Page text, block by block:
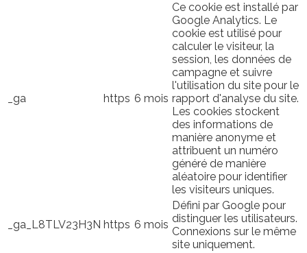
_ga https 6 mois
Ce cookie est installé par
Google Analytics. Le
cookie est utilisé pour
calculer le visiteur, la
session, les données de
campagne et suivre
l'utilisation du site pour le
rapport d'analyse du site.
Les cookies stockent
des informations de
manière anonyme et
attribuent un numéro
généré de manière
aléatoire pour identifier
les visiteurs uniques.
_ga_L8TLV23H3N https 6 mois
Défini par Google pour
distinguer les utilisateurs.
Connexions sur le même
site uniquement.